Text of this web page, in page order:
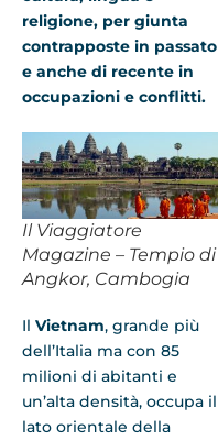
religione, per giunta
contrapposte in passato
e anche di recente in
occupazioni e conflitti.
Il Viaggiatore
Magazine – Tempio di
Angkor, Cambogia
Il Vietnam, grande più
dell’Italia ma con 85
milioni di abitanti e
un’alta densità, occupa il
lato orientale della